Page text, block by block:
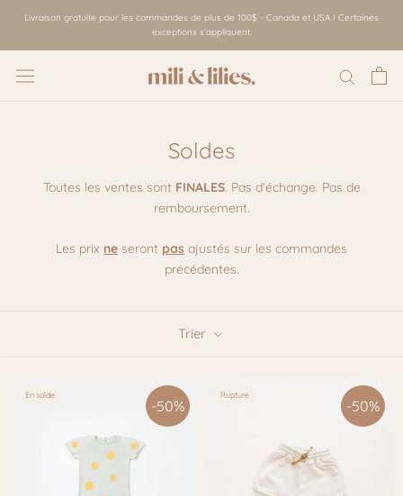
contenu
Livraison gratuite pour les commandes de plus de 100$ - Canada et USA I Certaines
exceptions s'appliquent.
Soldes
Toutes les ventes sont FINALES. Pas d'échange. Pas de
remboursement.
Les prix ne seront pas ajustés sur les commandes
précédentes.
Trier
En solde
-50%
Rupture
-50%